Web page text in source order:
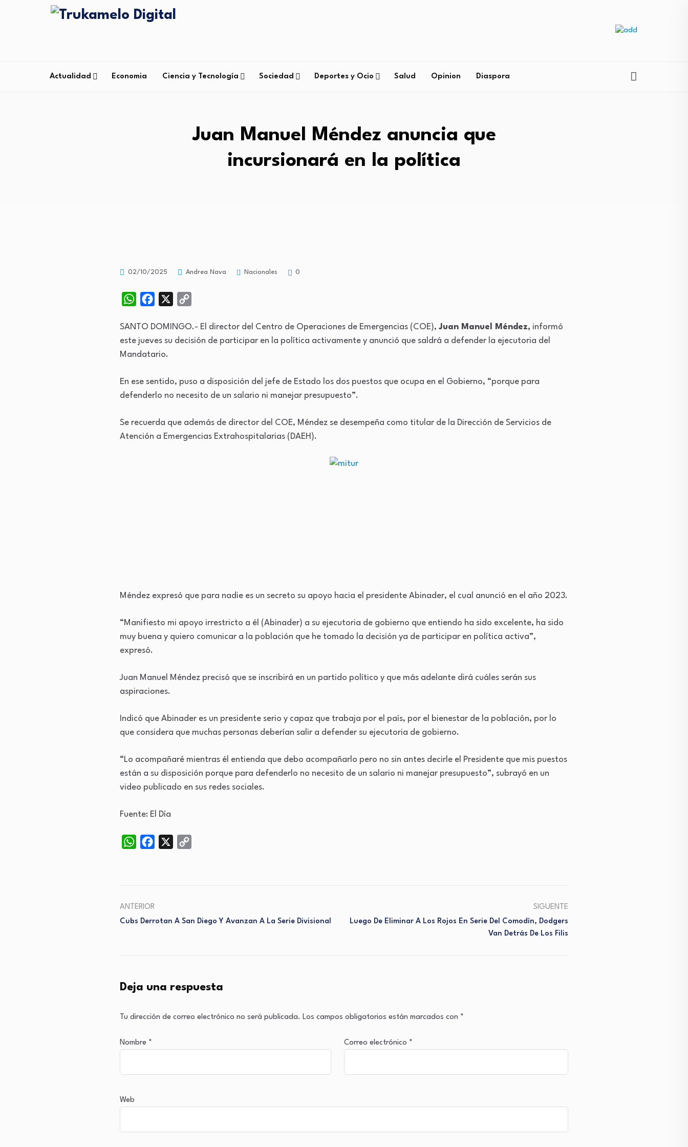
Actualidad Economia Ciencia y Tecnología Sociedad Deportes y Ocio Salud Opinion Diaspora
Juan Manuel Méndez anuncia que
incursionará en la política
02/10/2025 Andrea Nava Nacionales 0
WhatsAppFacebook
SANTO DOMINGO.- El director del Centro de Operaciones de Emergencias (COE), Juan Manuel Méndez, informó
este jueves su decisión de participar en la política activamente y anunció que saldrá a defender la ejecutoria del
Mandatario.
En ese sentido, puso a disposición del jefe de Estado los dos puestos que ocupa en el Gobierno, “porque para
defenderlo no necesito de un salario ni manejar presupuesto”.
Se recuerda que además de director del COE, Méndez se desempeña como titular de la Dirección de Servicios de
Atención a Emergencias Extrahospitalarias (DAEH).
Méndez expresó que para nadie es un secreto su apoyo hacia el presidente Abinader, el cual anunció en el año 2023.
“Manifiesto mi apoyo irrestricto a él (Abinader) a su ejecutoria de gobierno que entiendo ha sido excelente, ha sido
muy buena y quiero comunicar a la población que he tomado la decisión ya de participar en política activa”,
expresó.
Juan Manuel Méndez precisó que se inscribirá en un partido político y que más adelante dirá cuáles serán sus
aspiraciones.
Indicó que Abinader es un presidente serio y capaz que trabaja por el país, por el bienestar de la población, por lo
que considera que muchas personas deberían salir a defender su ejecutoria de gobierno.
“Lo acompañaré mientras él entienda que debo acompañarlo pero no sin antes decirle el Presidente que mis puestos
están a su disposición porque para defenderlo no necesito de un salario ni manejar presupuesto”, subrayó en un
video publicado en sus redes sociales.
Fuente: El Día
WhatsAppFacebook
ANTERIOR
Cubs Derrotan A San Diego Y Avanzan A La Serie Divisional
SIGUENTE
Luego De Eliminar A Los Rojos En Serie Del Comodín, Dodgers
Van Detrás De Los Filis
Deja una respuesta
Tu dirección de correo electrónico no será publicada. Los campos obligatorios están marcados con *
Nombre * Correo electrónico *
Web